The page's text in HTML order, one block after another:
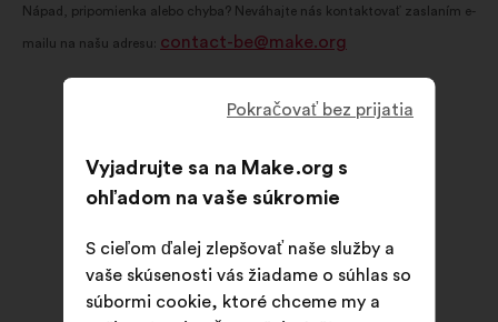
MAKE.ORG
Nápad, pripomienka alebo chyba? Neváhajte nás kontaktovať zaslaním e-
mailu na našu adresu: contact-be@make.org
Pokračovať bez prijatia
Vyjadrujte sa na Make.org s
ohľadom na vaše súkromie
S cieľom ďalej zlepšovať naše služby a
vaše skúsenosti vás žiadame o súhlas so
súbormi cookie, ktoré chceme my a